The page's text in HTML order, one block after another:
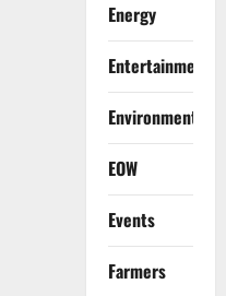
Energy
Entertainment
Environment
EOW
Events
Farmers